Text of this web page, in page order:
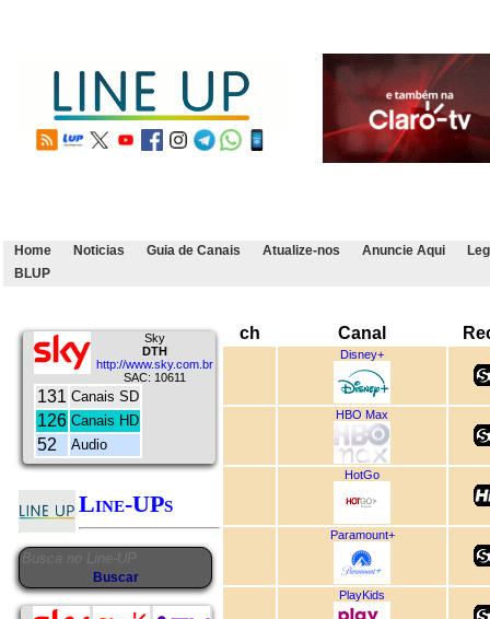
Home Noticias Guia de Canais Atualize-nos Anuncie Aqui
BLUP
Sky
DTH
http://www.sky.com.br
SAC: 10611
131 Canais SD
126 Canais HD
52 Audio
Line-UPs
ch Canal
Disney+
HBO Max
HotGo
Paramount+
PlayKids